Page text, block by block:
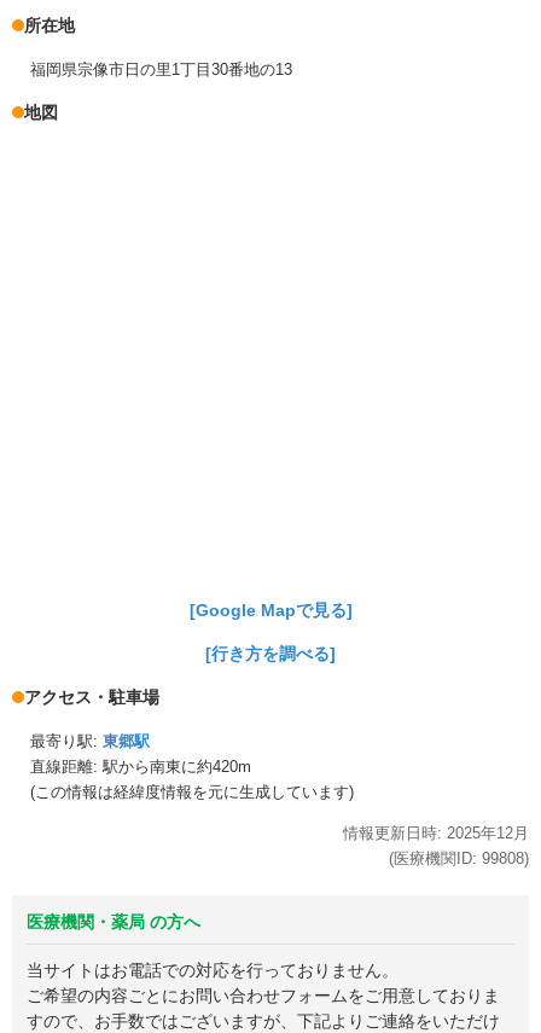
所在地
福岡県宗像市日の里1丁目30番地の13
地図
[Google Mapで見る]
[行き方を調べる]
アクセス・駐車場
最寄り駅: 東郷駅
直線距離: 駅から南東に約420m
(この情報は経緯度情報を元に生成しています)
情報更新日時: 2025年12月
(医療機関ID: 99808)
医療機関・薬局 の方へ
当サイトはお電話での対応を行っておりません。
ご希望の内容ごとにお問い合わせフォームをご用意しておりま
すので、お手数ではございますが、下記よりご連絡をいただけ